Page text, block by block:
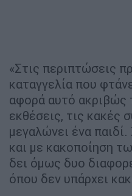
«Στις περιπτώσεις
καταγγελία που
αφορά αυτό ακριβώς
εκθέσεις, τις κακές
μεγαλώνει ένα
και με κακοποίηση
δει όμως δυο
όπου δεν υπάρχει